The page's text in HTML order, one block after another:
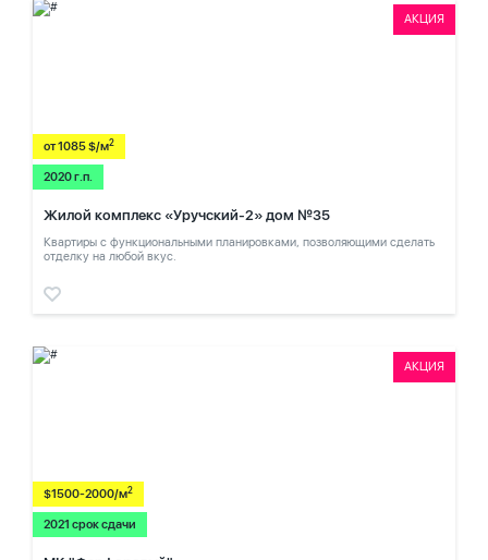
АКЦИЯ
от 1085 $/м2
2020 г.п.
Жилой комплекс «Уручский-2» дом №35
Квартиры с функциональными планировками, позволяющими сделать
отделку на любой вкус.
АКЦИЯ
$1500-2000/м2
2021 срок сдачи